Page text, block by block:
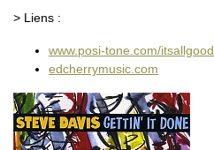
> Liens :
www.posi-tone.com/itsallgood
edcherrymusic.com